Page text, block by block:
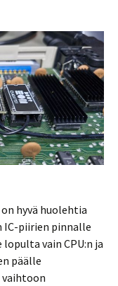
hyvä huolehtia
IC-piirien pinnalle
vain CPU:n ja
päälle